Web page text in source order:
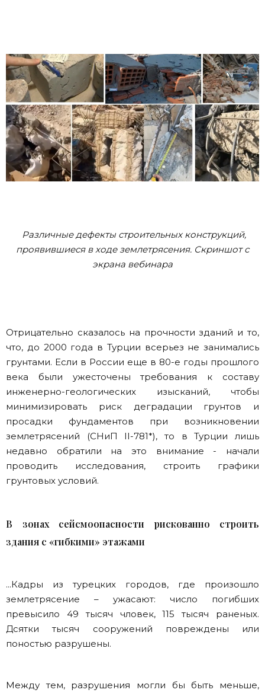
Различные дефекты строительных конструкций,
проявившиеся в ходе землетрясения. Скриншот с
экрана вебинара
Отрицательно сказалось на прочности зданий и то,
что, до 2000 года в Турции всерьез не занимались
грунтами. Если в России еще в 80-е годы прошлого
века были ужесточены требования к составу
инженерно-геологических изысканий, чтобы
минимизировать риск деградации грунтов и
просадки фундаментов при возникновении
землетрясений (СНиП II-781*), то в Турции лишь
недавно обратили на это внимание - начали
проводить исследования, строить графики
грунтовых условий.
В зонах сейсмоопасности рискованно строить
здания с «гибкими» этажами
...Кадры из турецких городов, где произошло
землетрясение – ужасают: число погибших
превысило 49 тысяч чловек, 115 тысяч раненых.
Дсятки тысяч сооружений повреждены или
поностью разрушены.
Между тем, разрушения могли бы быть меньше,